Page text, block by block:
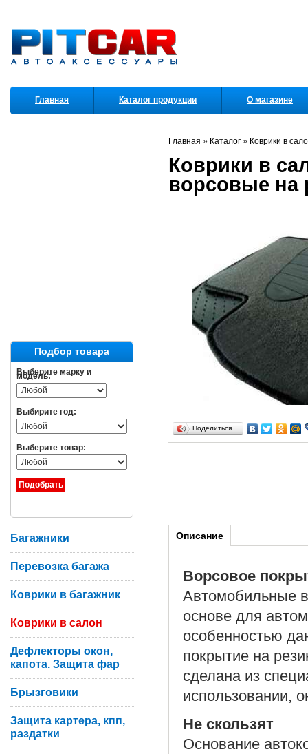
Главная » Каталог » Коврики в
Коврики в
ворсовые на
Поделиться…
Описание
Ворсовое
Автомобильные
основе для
особенностью
покрытие на
сделана из
использовании,
Не скользят
Основание
Главная Каталог продукции О магазине
Подбор товара
Выберите марку и
модель:
Выбирите год:
Выберите товар:
Багажники
Перевозка багажа
Коврики в багажник
Коврики в салон
Дефлекторы окон,
капота. Защита фар
Брызговики
Защита картера, кпп,
раздатки